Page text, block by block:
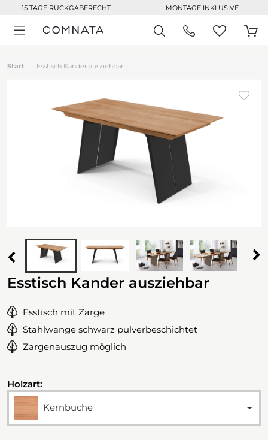
15 TAGE RÜCKGABERECHT MONTAGE INKLUSIVE
Start Esstisch Kander ausziehbar
Esstisch Kander ausziehbar
Esstisch mit Zarge
Stahlwange schwarz pulverbeschichtet
Zargenauszug möglich
Holzart:
Kernbuche